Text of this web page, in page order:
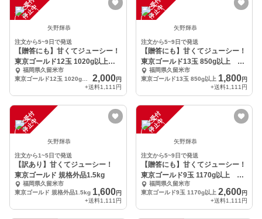
注
文
受
付
停
止
中
矢野輝恭
注文から5~9日で発送
【贈答にも】甘くてジューシー！
東京ゴールド12玉 1020g以上
追熟済み
福岡県久留米市
2,000円
+送料1,111円
注
文
受
付
停
止
中
矢野輝恭
注文から5~9日で発送
【贈答にも】甘くてジューシー！
東京ゴールド13玉 850g以上 追
熟済み
福岡県久留米市
東京ゴールド13玉 850g以上 1,800円
+送料1,111円
注
文
受
付
停
止
中
矢野輝恭
注文から1~5日で発送
【訳あり】甘くてジューシー！
東京ゴールド 規格外品1.5kg
福岡県久留米市
東京ゴールド 規格外品1.5kg 1,600円
+送料1,111円
注
文
受
付
停
止
中
矢野輝恭
注文から5~9日で発送
【贈答にも】甘くてジューシー！
東京ゴールド9玉 1170g以上 追
熟済み
福岡県久留米市
東京ゴールド9玉 1170g以上 2,600円
+送料1,111円